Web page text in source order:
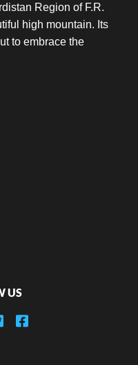
Region of F.R.
high mountain. Its
to embrace the
US